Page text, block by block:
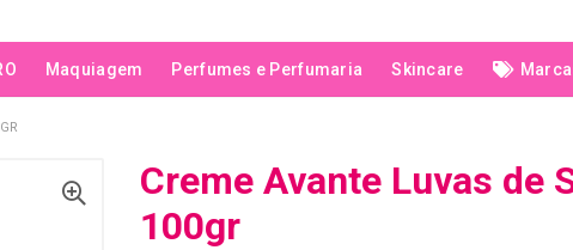
Maquiagem Perfumes e Perfumaria Skincare
Creme Avante Luvas de
100gr